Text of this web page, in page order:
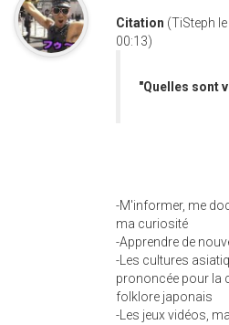
Citation (TiSteph
00:13)
"Quelles sont
-M'informer, me
ma curiosité
-Apprendre de
-Les cultures
prononcée pour la
folklore japonais
-Les jeux vidéos,